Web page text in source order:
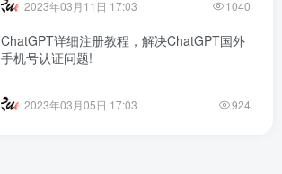
2023年03月11日 17:03 1040
ChatGPT详细注册教程，解决ChatGPT国外
手机号认证问题!
2023年03月05日 17:03 924